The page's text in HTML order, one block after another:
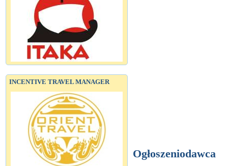
INCENTIVE TRAVEL MANAGER
Ogłoszeniodawca